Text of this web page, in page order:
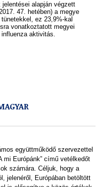
alapján végzett
47. hetében) a megye
ez 23,9%-kal
vonatkoztatott megyei
aktivitás.
együttműködő szervezettel
mi Európánk” című vetélkedőt
számára. Céljuk, hogy a
jelenéről, Európában betöltött